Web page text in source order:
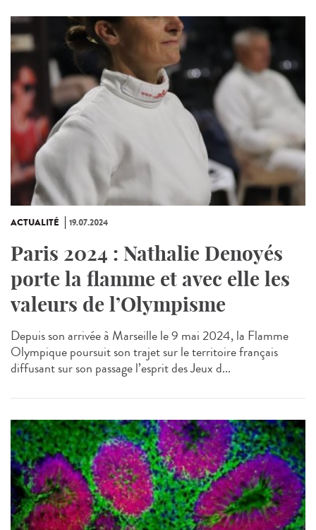
ACTUALITÉ 19.07.2024
Paris 2024 : Nathalie Denoyés
porte la flamme et avec elle les
valeurs de l’Olympisme
Depuis son arrivée à Marseille le 9 mai 2024, la Flamme
Olympique poursuit son trajet sur le territoire français
diffusant sur son passage l’esprit des Jeux d...